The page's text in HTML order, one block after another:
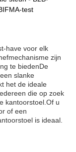
test
have voor elk
zijn
te biedenDe
slanke
het de ideale
die op zoek
kantoorstoel.Of u
of een
is ideaal.